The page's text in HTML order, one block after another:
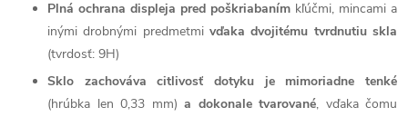
Plná ochrana displeja pred poškriabaním kľúčmi, mincami a
inými drobnými predmetmivďaka dvojitému tvrdnutiu skla
(tvrdosť: 9H)
Sklo zachováva citlivosť dotyku je mimoriadne tenké
(hrúbka len 0,33 mm) a dokonale tvarované, vďaka čomu